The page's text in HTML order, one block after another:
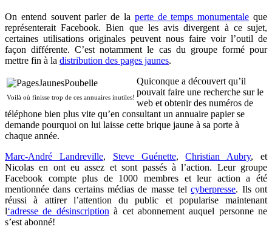
On entend souvent parler de la perte de temps monumentale que
représenterait Facebook. Bien que les avis divergent à ce sujet,
certaines utilisations originales peuvent nous faire voir l’outil de
façon différente. C’est notamment le cas du groupe formé pour
mettre fin à la distribution des pages jaunes.
Voilà où finisse trop de ces annuaires inutiles!
Quiconque a découvert qu’il
pouvait faire une recherche sur le
web et obtenir des numéros de
téléphone bien plus vite qu’en consultant un annuaire papier se
demande pourquoi on lui laisse cette brique jaune à sa porte à
chaque année.
Marc-André Landreville, Steve Guénette,Christian Aubry, et
Nicolas en ont eu assez et sont passés à l’action. Leur groupe
Facebook compte plus de 1000 membres et leur action a été
mentionnée dans certains médias de masse telcyberpresse. Ils ont
réussi à attirer l’attention du public et popularise maintenant
l‘adresse de désinscription à cet abonnement auquel personne ne
s’est abonné!